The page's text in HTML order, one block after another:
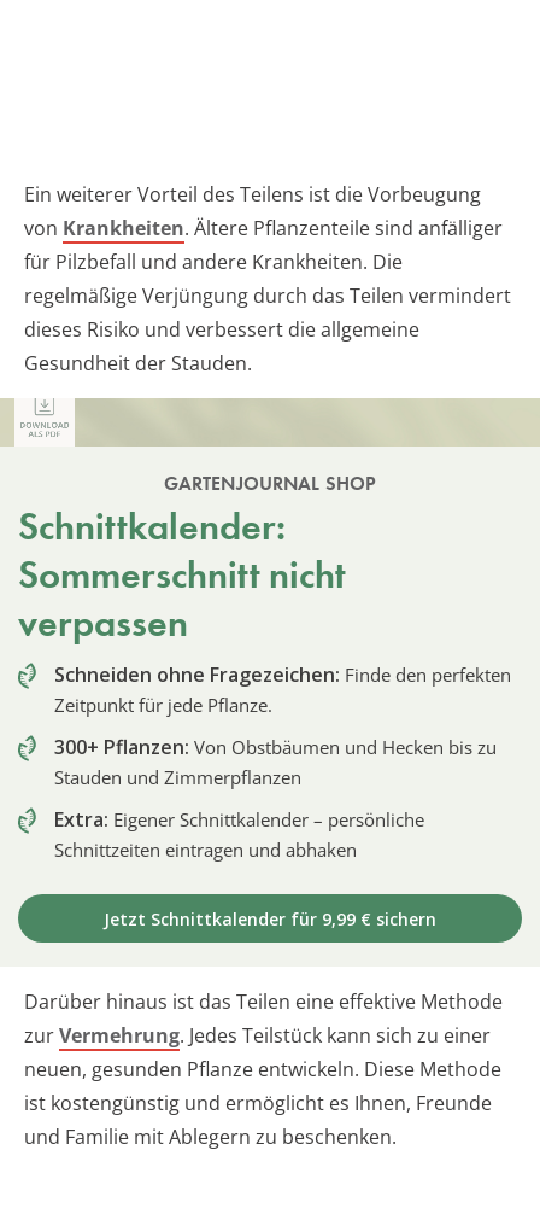
Ein weiterer Vorteil des Teilens ist die Vorbeugung
von Krankheiten. Ältere Pflanzenteile sind anfälliger
für Pilzbefall und andere Krankheiten. Die
regelmäßige Verjüngung durch das Teilen vermindert
dieses Risiko und verbessert die allgemeine
Gesundheit der Stauden.
GARTENJOURNAL SHOP
Schnittkalender:
Sommerschnitt nicht
verpassen
Schneiden ohne Fragezeichen: Finde den perfekten
Zeitpunkt für jede Pflanze.
300+ Pflanzen: Von Obstbäumen und Hecken bis zu
Stauden und Zimmerpflanzen
Extra: Eigener Schnittkalender – persönliche
Schnittzeiten eintragen und abhaken
Jetzt Schnittkalender für 9,99 € sichern
Darüber hinaus ist das Teilen eine effektive Methode
zurVermehrung. Jedes Teilstück kann sich zu einer
neuen, gesunden Pflanze entwickeln. Diese Methode
ist kostengünstig und ermöglicht es Ihnen, Freunde
und Familie mit Ablegern zu beschenken.